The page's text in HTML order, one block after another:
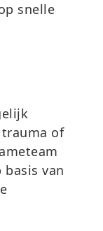
snelle
of
van